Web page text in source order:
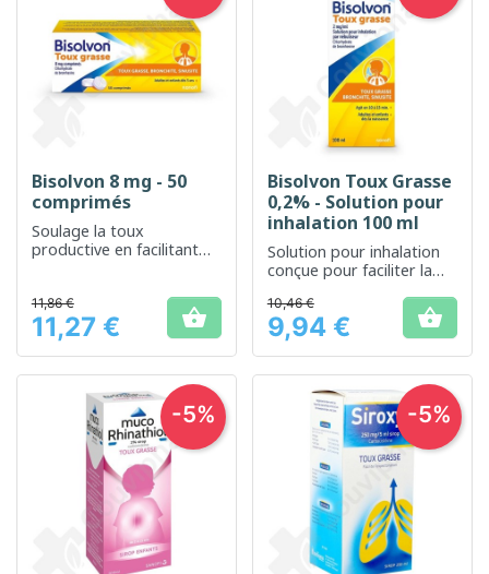
Bisolvon 8 mg - 50
comprimés
Soulage la toux
productive en facilitant
Prix
11,86 €
11,27 € 
Bisolvon Toux Grasse
0,2% - Solution pour
inhalation 100 ml
Solution pour inhalation
conçue pour faciliter la
Prix
10,46 €
9,94 € 
-5% -5%